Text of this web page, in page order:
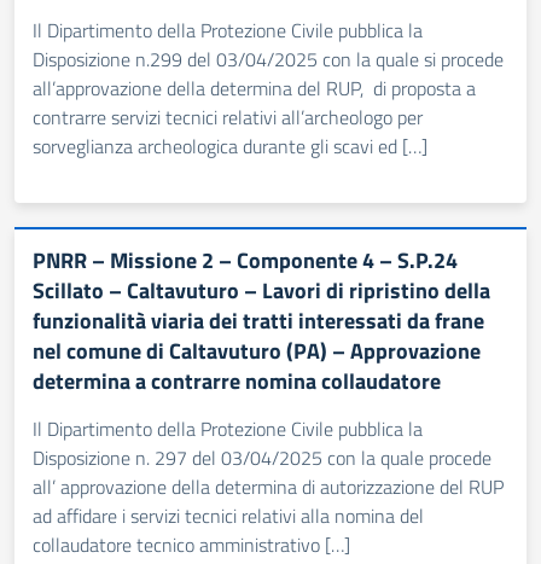
Il Dipartimento della Protezione Civile pubblica la
Disposizione n.299 del 03/04/2025 con la quale si procede
all’approvazione della determina del RUP, di proposta a
contrarre servizi tecnici relativi all’archeologo per
sorveglianza archeologica durante gli scavi ed […]
PNRR – Missione 2 – Componente 4 – S.P.24
Scillato – Caltavuturo – Lavori di ripristino della
funzionalità viaria dei tratti interessati da frane
nel comune di Caltavuturo (PA) – Approvazione
determina a contrarre nomina collaudatore
Il Dipartimento della Protezione Civile pubblica la
Disposizione n. 297 del 03/04/2025 con la quale procede
all’ approvazione della determina di autorizzazione del RUP
ad affidare i servizi tecnici relativi alla nomina del
collaudatore tecnico amministrativo […]